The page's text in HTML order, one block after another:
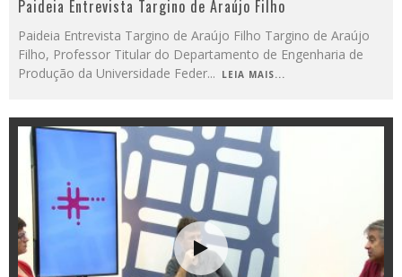
Paideia Entrevista Targino de Araújo Filho
Paideia Entrevista Targino de Araújo Filho Targino de Araújo
Filho, Professor Titular do Departamento de Engenharia de
Produção da Universidade Feder... LEIA MAIS...